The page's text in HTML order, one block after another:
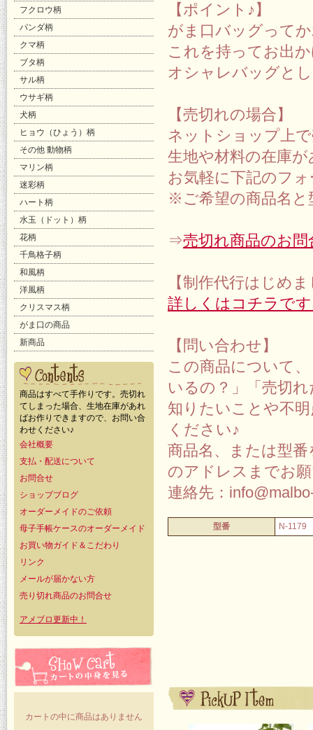
フクロウ柄
パンダ柄
クマ柄
ブタ柄
サル柄
ウサギ柄
犬柄
ヒョウ（ひょう）柄
その他 動物柄
マリン柄
迷彩柄
ハート柄
水玉（ドット）柄
花柄
千鳥格子柄
和風柄
洋風柄
クリスマス柄
がま口の商品
新商品
商品はすべて手作りです。売切れ
てしまった場合、生地在庫があれ
ばお作りできますので、お問い合
わせください♪
会社概要
支払・配送について
お問合せ
ショップブログ
オーダーメイドのご依頼
母子手帳ケースのオーダーメイド
お買い物ガイド＆こだわり
リンク
メールが届かない方
売り切れ商品のお問合せ
アメブロ更新中！
カートの中に商品はありません
【ポイント♪】
がま口バッグって
これを持ってお出
オシャレバッグと
【売切れの場合】
ネットショップ上
生地や材料の在庫
お気軽に下記のフ
※ご希望の商品名と
⇒売切れ商品のお
【制作代行はじめ
詳しくはコチラで
【問い合わせ】
この商品について
いるの？」「売切
知りたいことや不
ください♪
商品名、または型
のアドレスまでお
連絡先：
型番 N-1179